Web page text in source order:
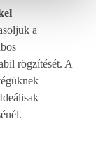
a
rögzítését. A